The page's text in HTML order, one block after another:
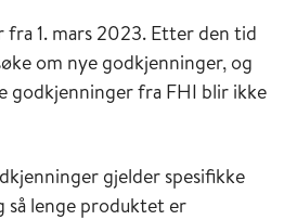
1. mars 2023. Etter den tid
om nye godkjenninger, og
godkjenninger fra FHI blir ikke
gjelder spesifikke
så lenge produktet er